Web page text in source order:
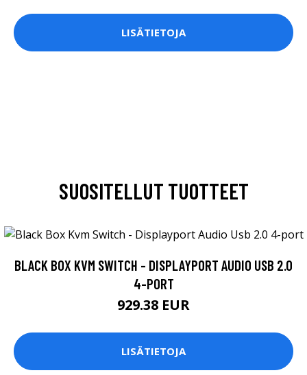
LISÄTIETOJA
SUOSITELLUT TUOTTEET
BLACK BOX KVM SWITCH - DISPLAYPORT AUDIO USB 2.0
4-PORT
929.38 EUR
LISÄTIETOJA